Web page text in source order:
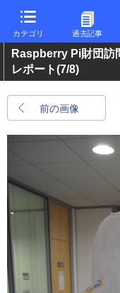
カテゴリ 過去記事
Raspberry Pi財団訪
レポート(7/8)
前の画像